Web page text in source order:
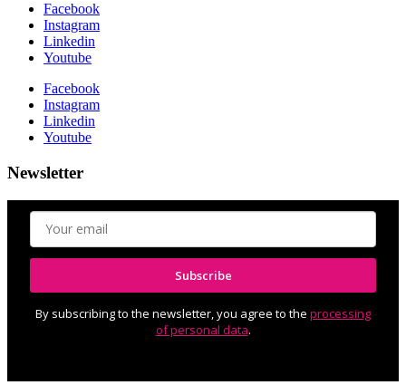
Facebook
Instagram
Linkedin
Youtube
Facebook
Instagram
Linkedin
Youtube
Newsletter
Subscribe
By subscribing to the newsletter, you agree to the processing
of personal data.